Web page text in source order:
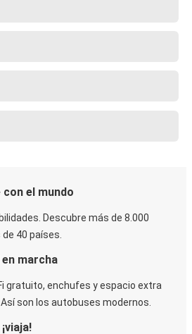
el mundo
Descubre más de 8.000
40 países.
marcha
gratuito, enchufes y espacio extra
son los autobuses modernos.